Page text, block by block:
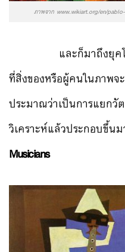
ภาพจาก www.wikiart.org/en/
และก็มาถึงยุคโด่
ที่สิ่งของหรือผู้คนในภาพ
ประมาณว่าเป็นการแยกวั
วิเคราะห์แล้วประกอบขึ้น
Musicians